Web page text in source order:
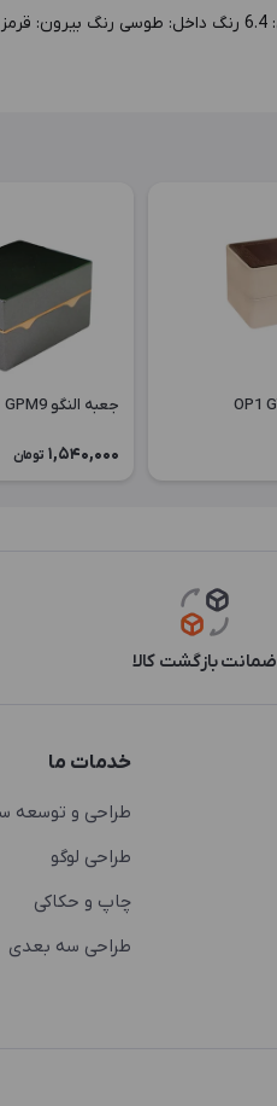
طول داخل: 6.2 عرض داخل: 9.1 ارتفاع داخل: 3 طول بيرون: 8.7
جعبه النگو OP1 GPM9
1,540,000 تومان
ضمانت بازگشت کالا
خدمات ما
طراحی و توسعه
طراحی لوگو
چاپ و حکاکی
طراحی سه بعدی